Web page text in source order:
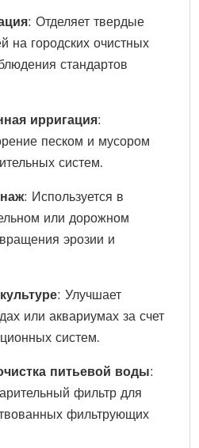
: Отделяет твердые
на городских очистных
стандартов
ирригация:
песком и мусором
систем.
: Используется в
или дорожном
эрозии и
: Улучшает
или аквариумах за счет
систем.
питьевой воды:
фильтр для
фильтрующих